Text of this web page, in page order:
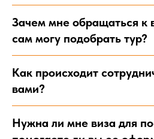
Зачем мне обращаться к
сам могу подобрать тур?
Как происходит
вами?
Нужна ли мне виза для
Осталось заполнить
заявку на подбор
Соберем для вас
по самой выгодной цене